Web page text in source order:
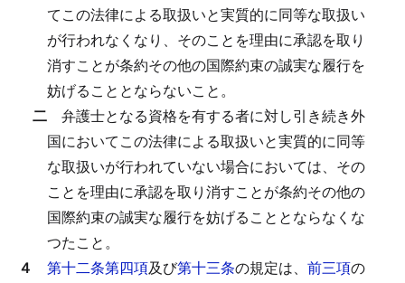
てこの法律による取扱いと実質的に同等な取扱い
が行われなくなり、そのことを理由に承認を取り
消すことが条約その他の国際約束の誠実な履行を
妨げることとならないこと。
二 弁護士となる資格を有する者に対し引き続き外
国においてこの法律による取扱いと実質的に同等
な取扱いが行われていない場合においては、その
ことを理由に承認を取り消すことが条約その他の
国際約束の誠実な履行を妨げることとならなくな
つたこと。
４ 第十二条第四項及び第十三条の規定は、 前三項の